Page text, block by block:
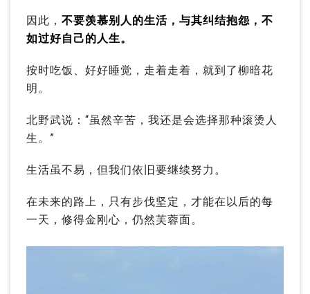
因此， 不要羡慕别人的生活，与其纠结抱怨，不
如过好自己的人生。
按时吃饭、好好睡觉，走着走着，就到了柳暗花
明。
北野武说：“虽然辛苦，我还是会选择那种滚烫人
生。”
生活虽不易，但我们依旧要继续努力。
在未来的路上，只有步伐坚定，才能在以后的每
一天，修得金刚心，仍然芙蓉面。